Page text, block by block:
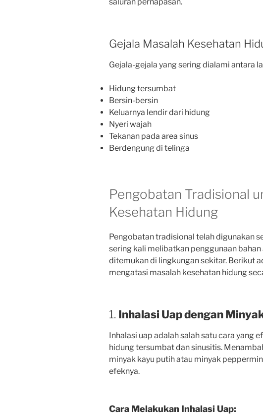
Gejala Masalah Kesehatan
Gejala-gejala yang sering dialami antara
Hidung tersumbat
Bersin-bersin
Keluarnya lendir dari hidung
Nyeri wajah
Tekanan pada area sinus
Berdengung di telinga
Pengobatan Tradisional
Kesehatan Hidung
Pengobatan tradisional telah digunakan
sering kali melibatkan penggunaan
ditemukan di lingkungan sekitar. Berikut
mengatasi masalah kesehatan hidung
1. Inhalasi Uap dengan
Inhalasi uap adalah salah satu cara yang
hidung tersumbat dan sinusitis.
minyak kayu putih atau minyak
efeknya.
Cara Melakukan Inhalasi Uap: